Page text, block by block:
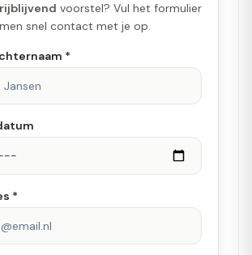
voorstel? Vul het formulier
snel contact met je op.
*
*